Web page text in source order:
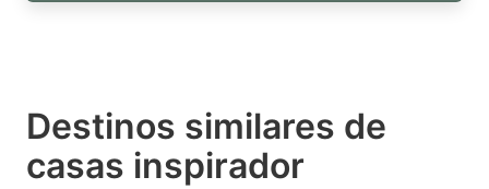
Destinos similares de
casas inspirador